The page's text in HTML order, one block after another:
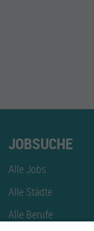
JOBSUCHE
Alle Jobs
Alle Städte
Alle Berufe